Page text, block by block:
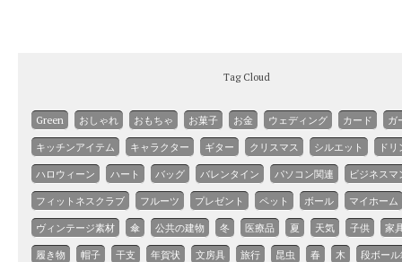
Tag Cloud
Green おしゃれ おもちゃ お菓子 お金 ウェディング カード ガ
キッチンアイテム キャラクター ギター クリスマス シルエット ド
ハロウィーン ハート バッグ バレンタイン パソコン関連 ビジネスマ
フィットネスクラブ フルーツ プレゼント ペット ボール マイホーム
ヴィンテージ素材 傘 公共の建物 冬 医療品 夏 天気 子供 家
履き物 帽子 干支 年賀状 文房具 旅行 昆虫 春 木 段ボー